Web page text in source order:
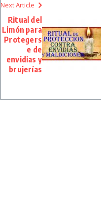
Next Article
Ritual del
Limón para
Protegers
e de
envidias y
brujerías